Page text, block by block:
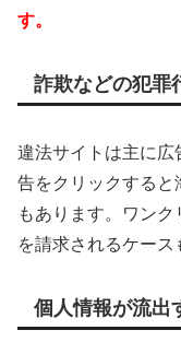
す。
詐欺などの犯罪
違法サイトは主に広
告をクリックすると
もあります。ワン
を請求されるケース
個人情報が流出